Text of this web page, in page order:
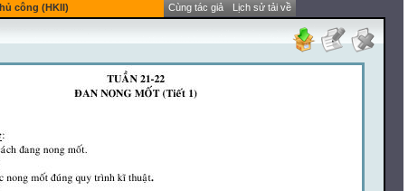
công (HKII) Cùng tác giả Lịch sử tải về